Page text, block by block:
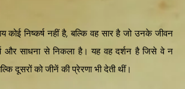
कोई निष्कर्ष नहीं है, बल्कि वह सार है जो उनके जीवन
और साधना से निकला है। यह वह दर्शन है जिसे वे न
दूसरों को जीनें की प्रेरणा भी देती थीं।